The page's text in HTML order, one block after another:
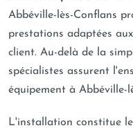
Abbéville-lès-Conflans
prestations adaptées
client. Au-delà de la
spécialistes assurent
équipement à Abbéville-
L'installation constitue